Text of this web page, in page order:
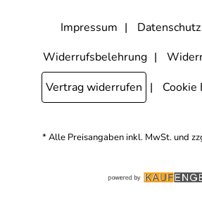
kann ich jederzeit mit Wirkung für die
den Link "Abmelden" am Ende des
Impressum Datenschutz
Widerrufsbelehrung
Vertrag widerrufen
Cookie
* Alle Preisangaben inkl. MwSt. und